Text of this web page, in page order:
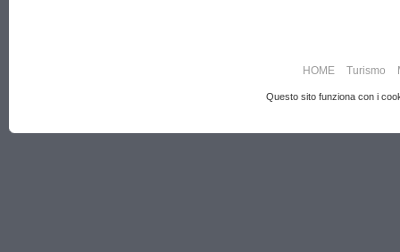
HOME Turismo
Questo sito funziona con i